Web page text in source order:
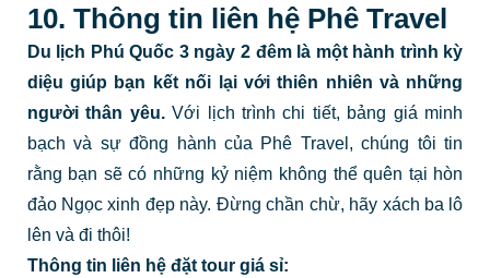
10. Thông tin liên hệ Phê Travel
Du lịch Phú Quốc 3 ngày 2 đêm là một hành trình kỳ
diệu giúp bạn kết nối lại với thiên nhiên và những
người thân yêu.Với lịch trình chi tiết, bảng giá minh
bạch và sự đồng hành của Phê Travel, chúng tôi tin
rằng bạn sẽ có những kỷ niệm không thể quên tại hòn
đảo Ngọc xinh đẹp này. Đừng chần chừ, hãy xách ba lô
lên và đi thôi!
Thông tin liên hệ đặt tour giá sỉ: